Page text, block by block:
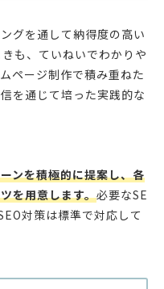
グを通して納得度の高い
も、ていねいでわかりや
ページ制作で積み重ねた
を通じて培った実践的な
ンを積極的に提案し、各
を用意します。必要なSE
対策は標準で対応して